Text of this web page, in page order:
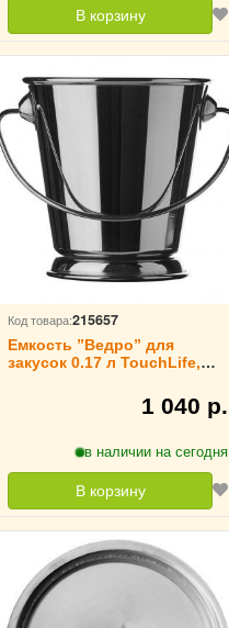
В корзину
Код товара:215657
Емкость ”Ведро” для
закусок 0.17 л TouchLife,
1 040 р.
в наличии на сегодня
В корзину